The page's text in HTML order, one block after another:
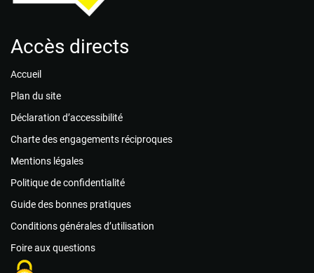
Accès directs
Accueil
Plan du site
Déclaration d’accessibilité
Charte des engagements réciproques
Mentions légales
Politique de confidentialité
Guide des bonnes pratiques
Conditions générales d’utilisation
Foire aux questions